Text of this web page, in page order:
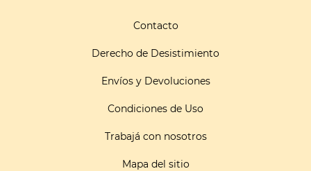
Contacto
Derecho de Desistimiento
Envíos y Devoluciones
Condiciones de Uso
Trabajá con nosotros
Mapa del sitio